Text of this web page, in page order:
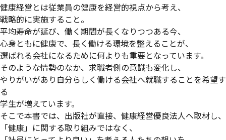
健康経営とは従業員の健康を経営的視点から考え、
戦略的に実施すること。
平均寿命が延び、働く期間が長くなりつつある今、
心身ともに健康で、長く働ける環境を整えることが、
選ばれる会社になるために何よりも重要となっています。
そのような情勢のなか、求職者側の意識も変化し、
やりがいがあり自分らしく働ける会社へ就職することを希望す
る
学生が増えています。
そこで本書では、出版社が直接、健康経営優良法人へ取材し、
「健康」に関する取り組みではなく、